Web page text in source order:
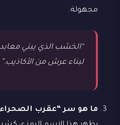
مجهولة.
“الخشب الذي يبني معابد
لبناء عرش من الأكاذيب.”
ما هو سر “عقرب